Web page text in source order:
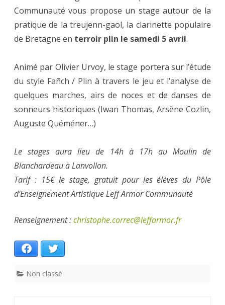
Communauté vous propose un stage autour de la
pratique de la treujenn-gaol, la clarinette populaire
de Bretagne en terroir plin le samedi 5 avril.
Animé par Olivier Urvoy, le stage portera sur l’étude
du style Fañch / Plin à travers le jeu et l’analyse de
quelques marches, airs de noces et de danses de
sonneurs historiques (Iwan Thomas, Arsène Cozlin,
Auguste Quéméner…)
Le stages aura lieu de 14h à 17h au Moulin de
Blanchardeau à Lanvollon.
Tarif : 15€ le stage, gratuit pour les élèves du Pôle
d’Enseignement Artistique Leff Armor Communauté
Renseignement :christophe.correc@leffarmor.fr
Facebook
Non classé